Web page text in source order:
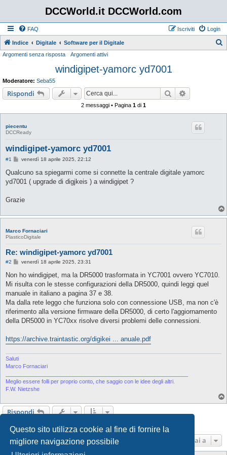
Questo sito utilizza cookie al fine di fornire la
migliore navigazione possibile
DCCWorld.it DCCWorld.com
FAQ Login
Iscriviti
Indice Digitale Software per il Digitale
Argomenti senza risposta Argomenti attivi
windigipet-yamorc yd7001
Moderatore: Seba55
Rispondi Cerca
2 messaggi • Pagina 1 di 1
piecentu
DCCReady
windigipet-yamorc yd7001
#1
M
s
a
i
venerdì 18 aprile 2025, 22:12
Qualcuno sa spiegarmi come si connette la centrale digitale yamorc
yd7001 ( upgrade di digjkeis ) a windigipet ?
Grazie
Marco Fornaciari
PlasticoDigitale
Re: windigipet-yamorc yd7001
#2
M
s
a
g
i
o
venerdì 18 aprile 2025, 23:31
Non ho windigipet, ma la DR5000 trasformata in YC7001 ovvero YC7010.
Mi risulta con le stesse configurazioni della DR5000, quindi leggi quel
manuale in italiano a pagina 37 e 38.
Ma dalla rete leggo che funziona solo con connessione USB, ma non c'è
riferimento alla versione firmware della DR5000, di certo l'aggiornamento
della DR5000 in YC70xx risolve diversi problemi delle connessioni.
https://archive.traintastic.org/digikei ... anuale.pdf
Saluti
Marco Fornaciari
Meglio essere folli per proprio conto, che saggio con le idee degli altri.
F.W. Nietzshe
Rispondi
Vai a